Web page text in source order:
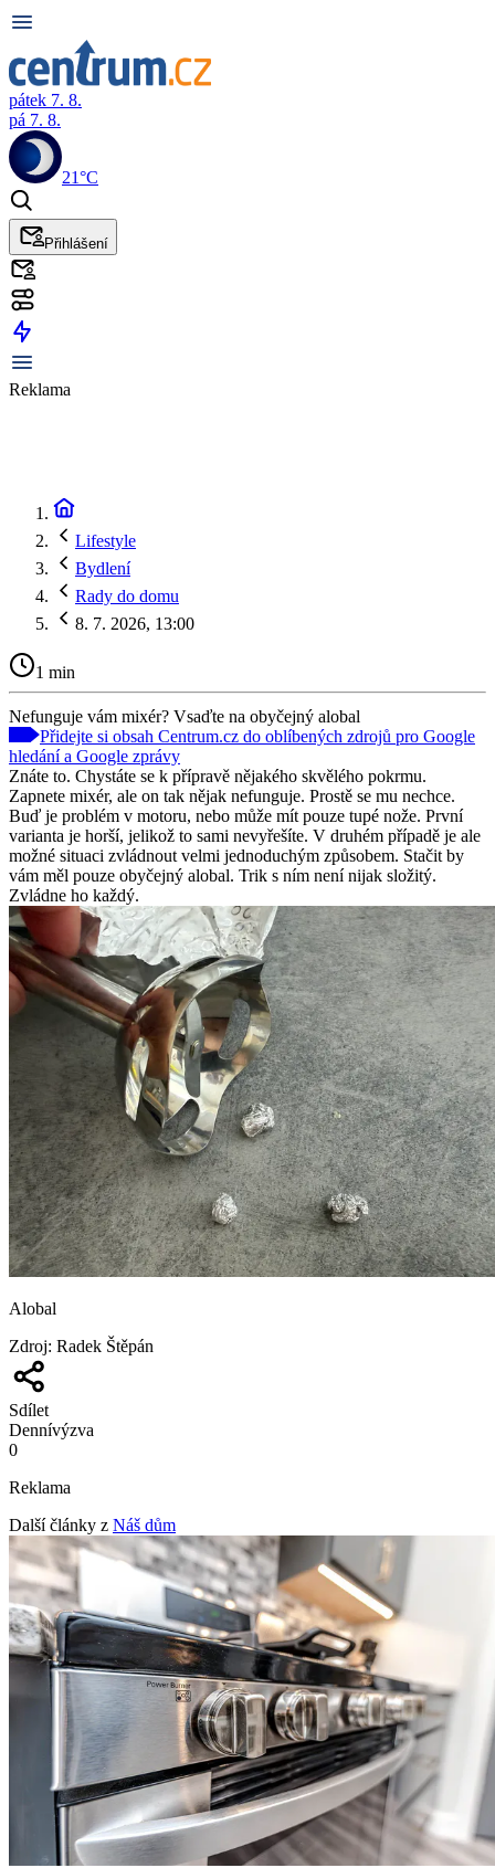
pátek 7. 8.
pá 7. 8.
21°C
Přihlášení
Reklama
Lifestyle
Bydlení
Rady do domu
8. 7. 2026, 13:00
1 min
Nefunguje vám mixér? Vsaďte na obyčejný alobal
Přidejte si obsah Centrum.cz do oblíbených zdrojů pro Google
hledání a Google zprávy
Znáte to. Chystáte se k přípravě nějakého skvělého pokrmu.
Zapnete mixér, ale on tak nějak nefunguje. Prostě se mu nechce.
Buď je problém v motoru, nebo může mít pouze tupé nože. První
varianta je horší, jelikož to sami nevyřešíte. V druhém případě je ale
možné situaci zvládnout velmi jednoduchým způsobem. Stačit by
vám měl pouze obyčejný alobal. Trik s ním není nijak složitý.
Zvládne ho každý.
Alobal
Zdroj: Radek Štěpán
Sdílet
Dennívýzva
0
Reklama
Další články z Náš dům